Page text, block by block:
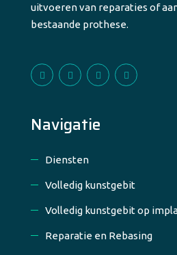
uitvoeren van reparaties of
bestaande prothese.
Navigatie
Diensten
Volledig kunstgebit
Volledig kunstgebit op
Reparatie en Rebasing